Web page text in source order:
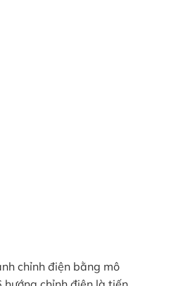
chỉnh điện bằng mô